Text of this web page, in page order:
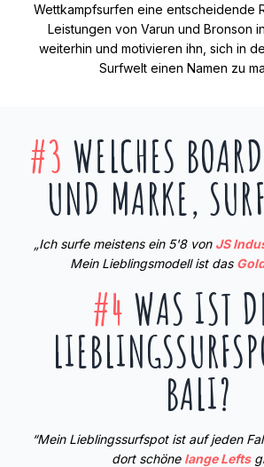
Wettkampfsurfen eine entscheidende
Leistungen von Varun und Bronson
weiterhin und motivieren ihn, sich in
Surfwelt einen Namen zu
#3 WELCHES
ND MARKE,
„Ich surfe meistens ein 5'8 von JS
Mein Lieblingsmodell ist das
#4 WAS IST
BALI?
“Mein Lieblingssurfspot ist auf jeden
dort schöne lange Lefts